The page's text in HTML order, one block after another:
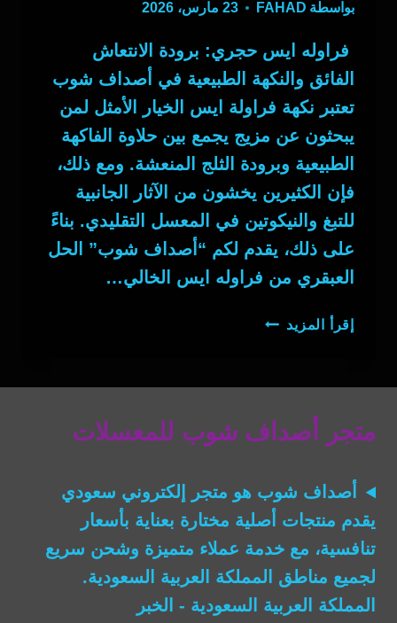
بواسطة FAHAD 23 مارس، 2026
فراوله ايس حجري: برودة الانتعاش
الفائق والنكهة الطبيعية في أصداف شوب
تعتبر نكهة فراولة ايس الخيار الأمثل لمن
يبحثون عن مزيج يجمع بين حلاوة الفاكهة
الطبيعية وبرودة الثلج المنعشة. ومع ذلك،
فإن الكثيرين يخشون من الآثار الجانبية
للتبغ والنيكوتين في المعسل التقليدي. بناءً
على ذلك، يقدم لكم “أصداف شوب” الحل
العبقري من فراوله ايس الخالي…
إقرأ المزيد فراوله
متجر أصداف شوب للمعسلات
أصداف شوب هو متجر إلكتروني سعودي
يقدم منتجات أصلية مختارة بعناية بأسعار
تنافسية، مع خدمة عملاء متميزة وشحن سريع
لجميع مناطق المملكة العربية السعودية.
المملكة العربية السعودية - الخبر